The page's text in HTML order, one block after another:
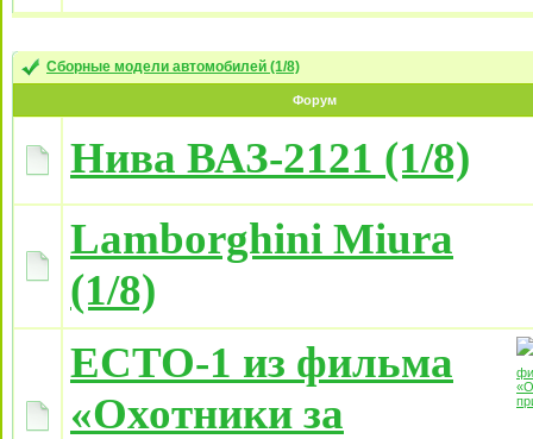
Сборные модели автомобилей (1/8)
Форум
Нива ВАЗ-2121 (1/8)
Lamborghini Miura
(1/8)
ECTO-1 из фильма
«Охотники за